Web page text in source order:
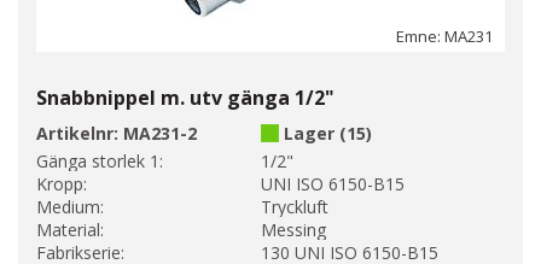
Emne: MA231
Snabbnippel m. utv gänga 1/2"
Artikelnr: MA231-2
Lager (15)
Gänga storlek 1:
1/2"
Kropp:
UNI ISO 6150-B15
Medium:
Tryckluft
Material:
Messing
Fabrikserie:
130 UNI ISO 6150-B15